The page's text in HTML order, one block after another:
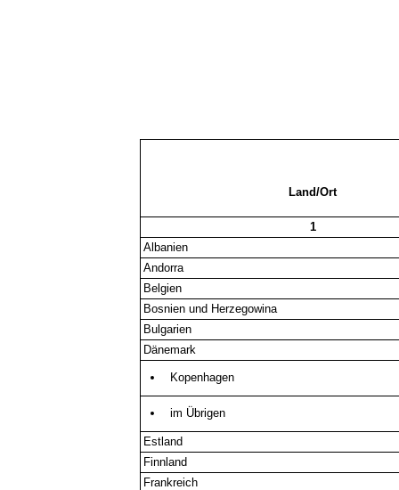
Land/Ort
1
Albanien
Andorra
Belgien
Bosnien und Herzegowina
Bulgarien
Dänemark
Kopenhagen
im Übrigen
Estland
Finnland
Frankreich